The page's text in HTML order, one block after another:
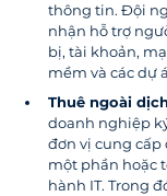
thông tin. Đội
nhận hỗ trợ
bị, tài khoản,
mềm và các dự
Thuê ngoài
doanh nghiệp
đơn vị cung cấp
một phần hoặc
hành IT. Trong